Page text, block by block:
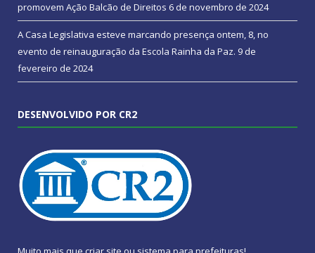
promovem Ação Balcão de Direitos 6 de novembro de 2024
A Casa Legislativa esteve marcando presença ontem, 8, no
evento de reinauguração da Escola Rainha da Paz. 9 de
fevereiro de 2024
DESENVOLVIDO POR CR2